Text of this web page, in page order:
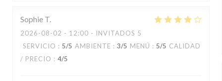
Sophie T
2026-08-02 - 12:00 - INVITADOS 5
SERVICIO : 5/5 AMBIENTE : 3/5 MENÚ : 5/5 CALIDAD
/ PRECIO : 4/5